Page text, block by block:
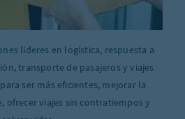
líderes en logística, respuesta a
transporte de pasajeros y viajes
ser más eficientes, mejorar la
ofrecer viajes sin contratiempos y